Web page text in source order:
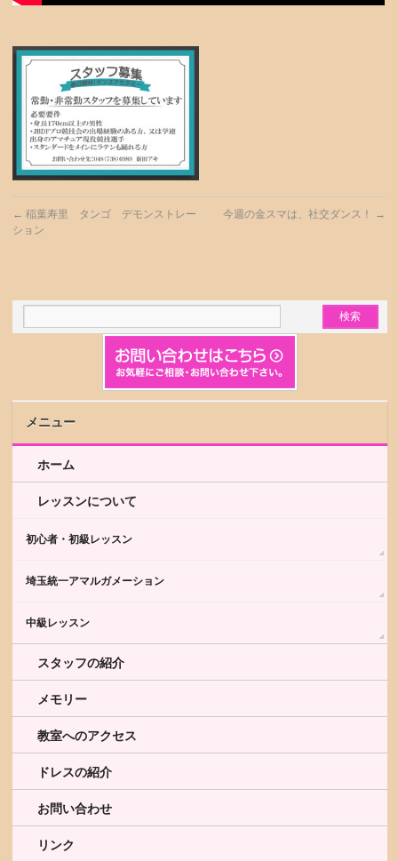
← 稲葉寿里 タンゴ デモンストレー
ション
今週の金スマは、社交ダンス！ →
メニュー
ホーム
レッスンについて
初心者・初級レッスン
埼玉統一アマルガメーション
中級レッスン
スタッフの紹介
メモリー
教室へのアクセス
ドレスの紹介
お問い合わせ
リンク